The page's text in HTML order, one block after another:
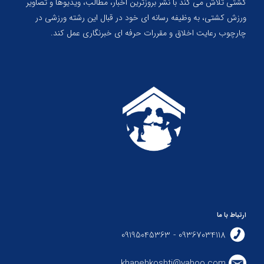
ورزش کشتی، به وظیفه رسانه ای خود در قبال این رشته ورزشی در
چارچوب رعایت اخلاق و مقررات حرفه ای خبرنگاری عمل کند.
ارتباط با ما
09367034118 - 09195045363